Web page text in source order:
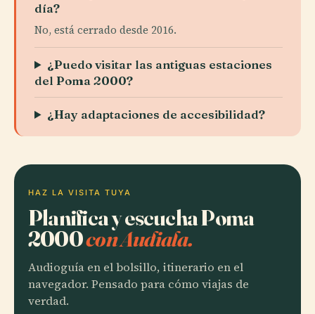
día?
No, está cerrado desde 2016.
¿Puedo visitar las antiguas estaciones
del Poma 2000?
¿Hay adaptaciones de accesibilidad?
HAZ LA VISITA TUYA
Planifica y escucha Poma
2000con Audiala.
Audioguía en el bolsillo, itinerario en el
navegador. Pensado para cómo viajas de
verdad.